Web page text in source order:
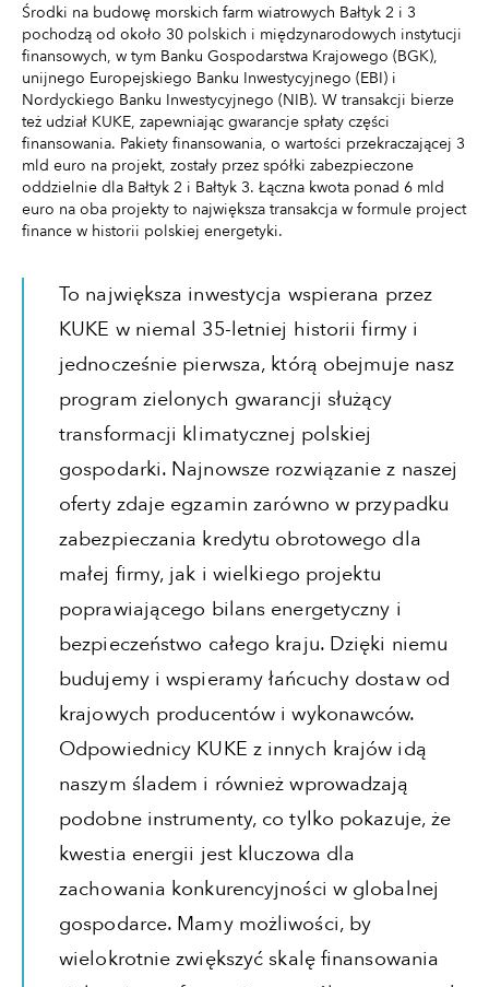
Środki na budowę morskich farm wiatrowych Bałtyk 2 i 3
pochodzą od około 30 polskich i międzynarodowych instytucji
finansowych, w tym Banku Gospodarstwa Krajowego (BGK),
unijnego Europejskiego Banku Inwestycyjnego (EBI) i
Nordyckiego Banku Inwestycyjnego (NIB). W transakcji bierze
też udział KUKE, zapewniając gwarancje spłaty części
finansowania. Pakiety finansowania, o wartości przekraczającej 3
mld euro na projekt, zostały przez spółki zabezpieczone
oddzielnie dla Bałtyk 2 i Bałtyk 3. Łączna kwota ponad 6 mld
euro na oba projekty to największa transakcja w formule project
finance w historii polskiej energetyki.
To największa inwestycja wspierana przez
KUKE w niemal 35-letniej historii firmy i
jednocześnie pierwsza, którą obejmuje nasz
program zielonych gwarancji służący
transformacji klimatycznej polskiej
gospodarki. Najnowsze rozwiązanie z naszej
oferty zdaje egzamin zarówno w przypadku
zabezpieczania kredytu obrotowego dla
małej firmy, jak i wielkiego projektu
poprawiającego bilans energetyczny i
bezpieczeństwo całego kraju. Dzięki niemu
budujemy i wspieramy łańcuchy dostaw od
krajowych producentów i wykonawców.
Odpowiednicy KUKE z innych krajów idą
naszym śladem i również wprowadzają
podobne instrumenty, co tylko pokazuje, że
kwestia energii jest kluczowa dla
zachowania konkurencyjności w globalnej
gospodarce. Mamy możliwości, by
wielokrotnie zwiększyć skalę finansowania